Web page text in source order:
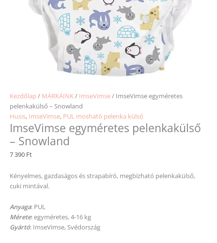
Kezdőlap / MÁRKÁINK/ ImseVimse/ ImseVimse egyméretes
pelenkakülső – Snowland
Husis, ImseVimse, PUL mosható pelenka külső
ImseVimse egyméretes pelenkakülső
– Snowland
7 390 Ft
Kényelmes, gazdaságos és strapabíró, megbízható pelenkakülső,
cuki mintával.
Anyaga: PUL
Mérete: egyméretes, 4-16 kg
Gyártó: ImseVimse, Svédország